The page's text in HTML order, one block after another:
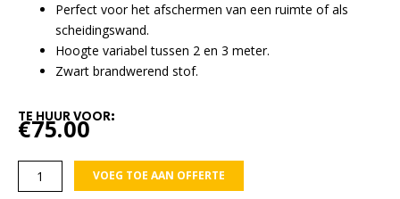
Perfect voor het afschermen van een ruimte of als
scheidingswand.
Hoogte variabel tussen 2 en 3 meter.
Zwart brandwerend stof.
TE HUUR VOOR:
€75.00
Pipe
&
VOEG TOE AAN OFFERTE